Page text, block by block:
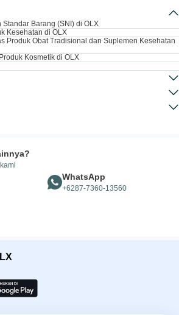
Barang (SNI) di OLX
Kesehatan di OLX
Produk Obat Tradisional dan Suplemen Kesehatan
Kosmetik di OLX
WhatsApp
+6287-7360-13560